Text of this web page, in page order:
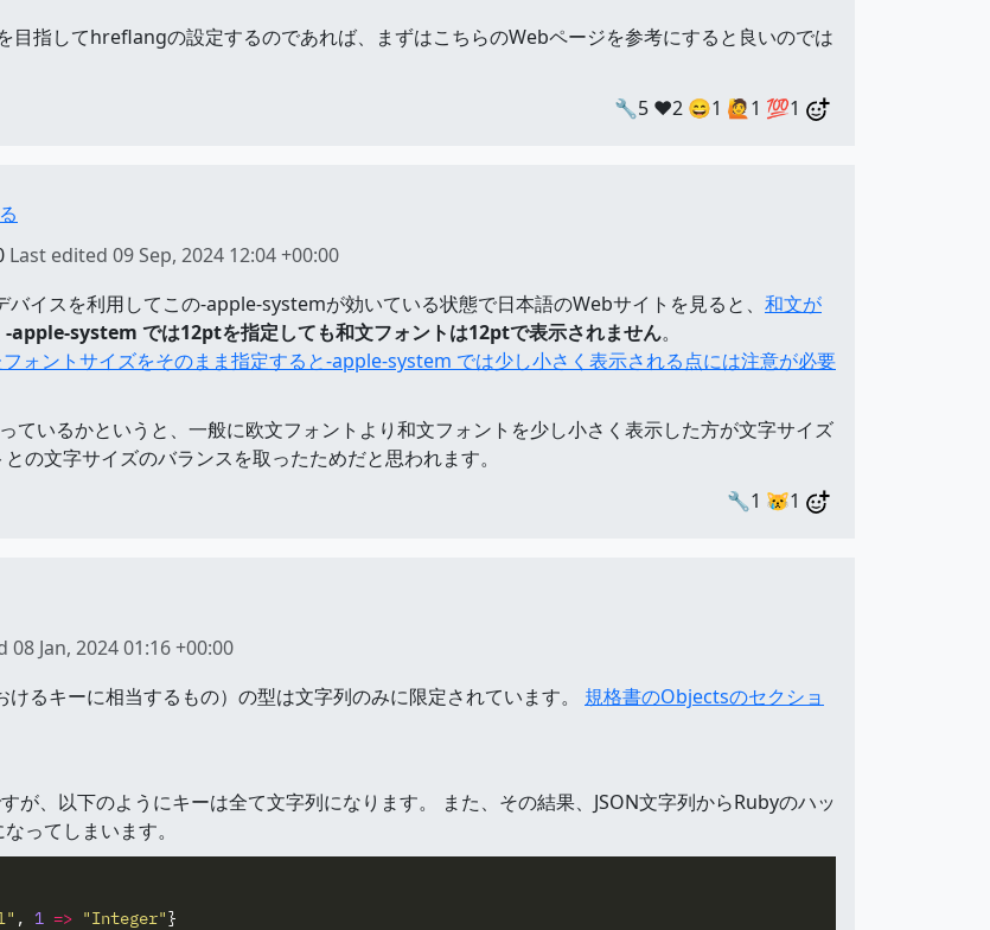
指してhreflangの設定するのであれば、まずはこちらのWebページを参考にすると良いのでは
🔧5 ❤️2 😄1 🙋1 💯1
Last edited 09 Sep, 2024 12:04 +00:00
イスを利用してこの-apple-systemが効いている状態で日本語のWebサイトを見ると、 和文が
-apple-system では12ptを指定しても和文フォントは12ptで表示されません。
ォントサイズをそのまま指定すると-apple-system では少し小さく表示される点には注意が必要
いるかというと、一般に欧文フォントより和文フォントを少し小さく表示した方が文字サイズ
の文字サイズのバランスを取ったためだと思われます。
🔧1 😿1
08 Jan, 2024 01:16 +00:00
るキーに相当するもの）の型は文字列のみに限定されています。 規格書のObjectsのセクショ
が、以下のようにキーは全て文字列になります。 また、その結果、JSON文字列からRubyのハッ
ってしまいます。
, 1 => "Integer"}